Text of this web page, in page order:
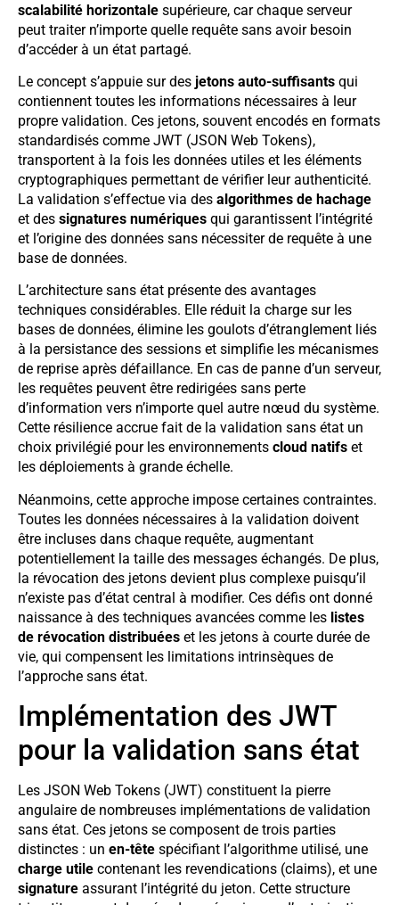
scalabilité horizontale supérieure, car chaque serveur
peut traiter n’importe quelle requête sans avoir besoin
d’accéder à un état partagé.
Le concept s’appuie sur des jetons auto-suffisants qui
contiennent toutes les informations nécessaires à leur
propre validation. Ces jetons, souvent encodés en formats
standardisés comme JWT (JSON Web Tokens),
transportent à la fois les données utiles et les éléments
cryptographiques permettant de vérifier leur authenticité.
La validation s’effectue via des algorithmes de hachage
et des signatures numériques qui garantissent l’intégrité
et l’origine des données sans nécessiter de requête à une
base de données.
L’architecture sans état présente des avantages
techniques considérables. Elle réduit la charge sur les
bases de données, élimine les goulots d’étranglement liés
à la persistance des sessions et simplifie les mécanismes
de reprise après défaillance. En cas de panne d’un serveur,
les requêtes peuvent être redirigées sans perte
d’information vers n’importe quel autre nœud du système.
Cette résilience accrue fait de la validation sans état un
choix privilégié pour les environnements cloud natifs et
les déploiements à grande échelle.
Néanmoins, cette approche impose certaines contraintes.
Toutes les données nécessaires à la validation doivent
être incluses dans chaque requête, augmentant
potentiellement la taille des messages échangés. De plus,
la révocation des jetons devient plus complexe puisqu’il
n’existe pas d’état central à modifier. Ces défis ont donné
naissance à des techniques avancées comme les listes
de révocation distribuées et les jetons à courte durée de
vie, qui compensent les limitations intrinsèques de
l’approche sans état.
Implémentation des JWT
pour la validation sans état
Les JSON Web Tokens (JWT) constituent la pierre
angulaire de nombreuses implémentations de validation
sans état. Ces jetons se composent de trois parties
distinctes : un en-tête spécifiant l’algorithme utilisé, une
charge utile contenant les revendications (claims), et une
signature assurant l’intégrité du jeton. Cette structure